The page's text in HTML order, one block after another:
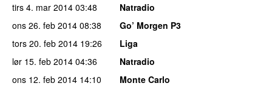
tirs 4. mar 2014 03:48
Natradio
ons 26. feb 2014 08:38
Go’ Morgen P3
tors 20. feb 2014 19:26
Liga
lør 15. feb 2014 04:36
Natradio
ons 12. feb 2014 14:10
Monte Carlo